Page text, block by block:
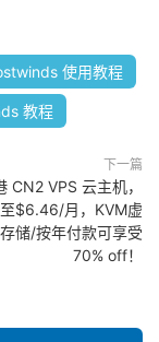
使用教程
教程
下一篇
CN2 VPS 云主机，
$6.46/月，KVM虚
储/按年付款可享受
70% off！